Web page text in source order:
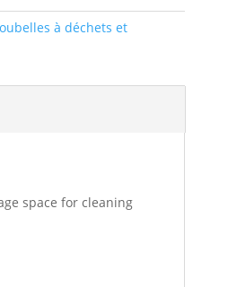
à déchets et
space for cleaning